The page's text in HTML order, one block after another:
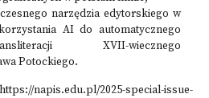
narzędzia edytorskiego w
AI do automatycznego
XVII-wiecznego
Potockiego.
napis.edu.pl/2025-special-issue-